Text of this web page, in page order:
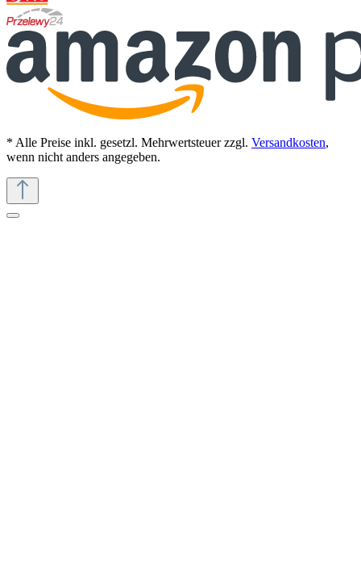
* Alle Preise inkl. gesetzl. Mehrwertsteuer zzgl. Versandkosten,
wenn nicht anders angegeben.